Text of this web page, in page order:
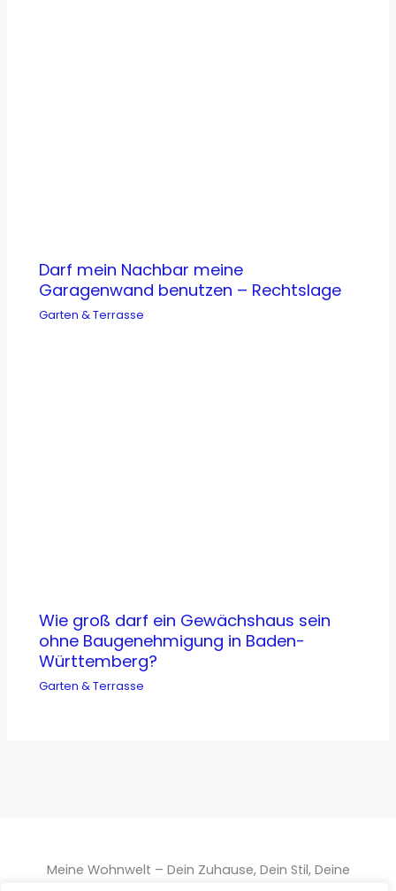
Darf mein Nachbar meine
Garagenwand benutzen – Rechtslage
Garten & Terrasse
Wie groß darf ein Gewächshaus sein
ohne Baugenehmigung in Baden-
Württemberg?
Garten & Terrasse
Meine Wohnwelt – Dein Zuhause, Dein Stil, Deine